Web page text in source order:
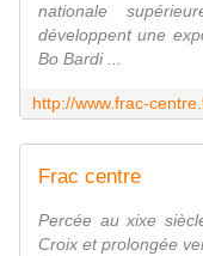
nationale
développent une
Bo Bardi ...
Frac centre
Percée au xixe
Croix et prolongée